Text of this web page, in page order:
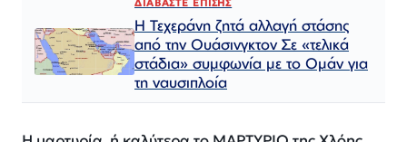
ΔΙΑΒΑΣΤΕ ΕΠΙΣΗΣ
Η Τεχεράνη ζητά αλλαγή στάσης
από την Ουάσινγκτον Σε «τελικά
στάδια» συμφωνία με το Ομάν για
τη ναυσιπλοία